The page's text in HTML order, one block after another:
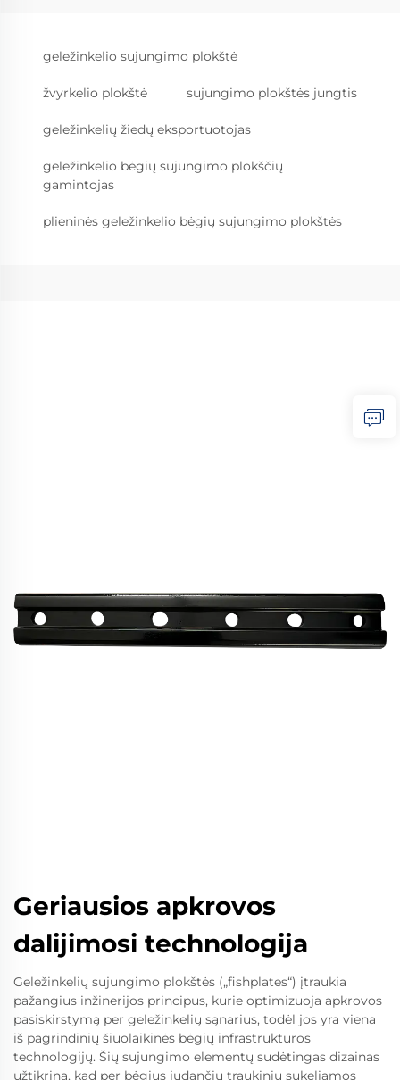
geležinkelio sujungimo plokštė
žvyrkelio plokštė sujungimo plokštės jungtis
geležinkelių žiedų eksportuotojas
geležinkelio bėgių sujungimo plokščių
gamintojas
plieninės geležinkelio bėgių sujungimo plokštės
Geriausios apkrovos
dalijimosi technologija
Geležinkelių sujungimo plokštės („fishplates“) įtraukia
pažangius inžinerijos principus, kurie optimizuoja apkrovos
pasiskirstymą per geležinkelių sąnarius, todėl jos yra viena
iš pagrindinių šiuolaikinės bėgių infrastruktūros
technologijų. Šių sujungimo elementų sudėtingas dizainas
užtikrina, kad per bėgius judančių traukinių sukeliamos